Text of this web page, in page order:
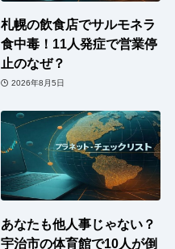
札幌の飲食店でサルモネラ
食中毒！11人発症で営業停
止のなぜ？
2026年8月5日
あなたも他人事じゃない？
宇治市の体育館で10人が倒